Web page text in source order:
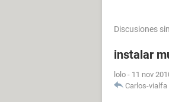
Discusiones
instalar
lolo - 11 nov
Carlos-vialfa